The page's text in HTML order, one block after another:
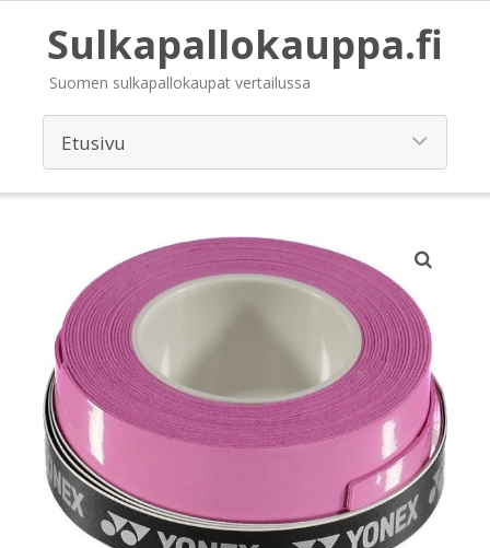
Sulkapallokauppa.fi
Suomen sulkapallokaupat vertailussa